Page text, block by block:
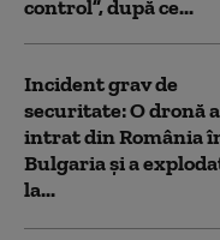
control”, după ce...
Incident grav de
securitate: O dronă a
intrat din România
Bulgaria şi a
la...